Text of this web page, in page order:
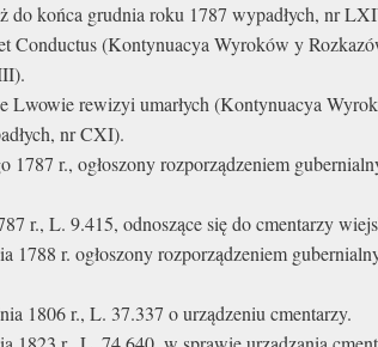
do końca grudnia roku 1787 wypadłych, nr
Conductus (Kontynuacya Wyroków y
Lwowie rewizyi umarłych (Kontynuacya
nr CXI).
r., ogłoszony rozporządzeniem
r., L. 9.415, odnoszące się do cmentarzy
1788 r. ogłoszony rozporządzeniem
1806 r., L. 37.337 o urządzeniu cmentarzy.